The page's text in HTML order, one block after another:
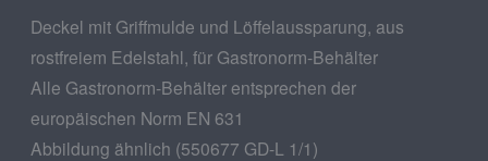
Deckel mit Griffmulde und Löffelaussparung, aus
rostfreiem Edelstahl, für Gastronorm-Behälter
Alle Gastronorm-Behälter entsprechen der
europäischen Norm EN 631
Abbildung ähnlich (550677 GD-L 1/1)